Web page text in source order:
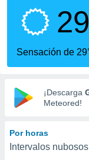
calidad.
a este
las
y
digital
basada
Sensación de
¡Descarga
Meteored!
Por horas
Intervalos